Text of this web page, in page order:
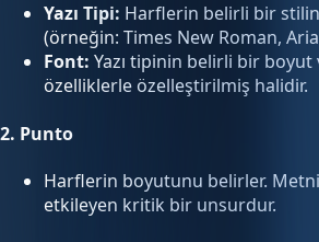
Yazı Tipi: Harflerin belirli bir
(örneğin: Times New Roman,
Font: Yazı tipinin belirli bir boyut
özelliklerle özelleştirilmiş halidir.
2. Punto
Harflerin boyutunu belirler.
etkileyen kritik bir unsurdur.